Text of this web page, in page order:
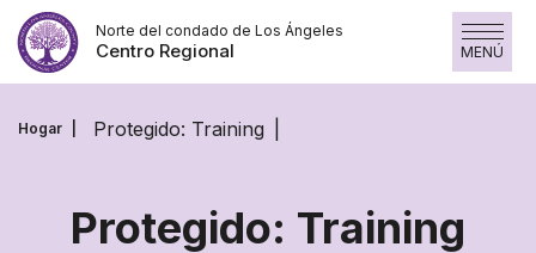
Saltar
contenido
Norte del condado de Los Ángeles
Centro Regional MENÚ
Hogar Protegido: Training
Protegido: Training